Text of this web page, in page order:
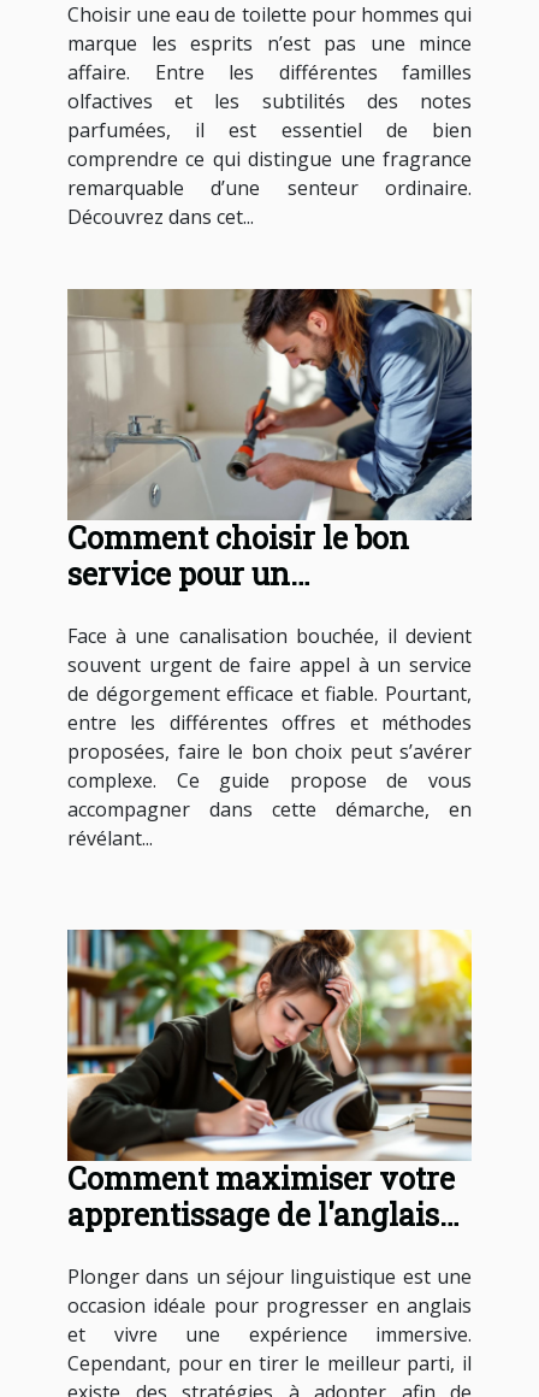
Choisir une eau de toilette pour hommes qui
marque les esprits n’est pas une mince
affaire. Entre les différentes familles
olfactives et les subtilités des notes
parfumées, il est essentiel de bien
comprendre ce qui distingue une fragrance
remarquable d’une senteur ordinaire.
Découvrez dans cet...
Comment choisir le bon
service pour un
canalisations ?
Face à une canalisation bouchée, il devient
souvent urgent de faire appel à un service
de dégorgement efficace et fiable. Pourtant,
entre les différentes offres et méthodes
proposées, faire le bon choix peut s’avérer
complexe. Ce guide propose de vous
accompagner dans cette démarche, en
révélant...
Comment maximiser votre
apprentissage de l'anglais
Plonger dans un séjour linguistique est une
occasion idéale pour progresser en anglais
et vivre une expérience immersive.
Cependant, pour en tirer le meilleur parti, il